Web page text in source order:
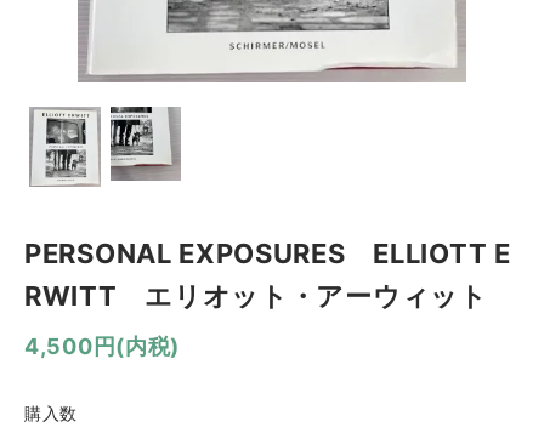
PERSONAL EXPOSURES ELLIOTT E
RWITT エリオット・アーウィット
4,500円(内税)
購入数